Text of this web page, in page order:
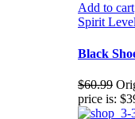
Add to cart
Spirit
Black
$60.99
price is: